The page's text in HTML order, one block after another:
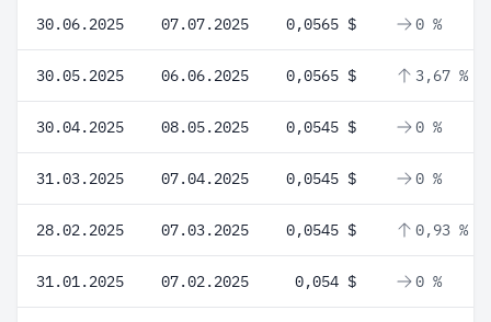
30.06.2025 07.07.2025 0,0565 $ 0 %
30.05.2025 06.06.2025 0,0565 $ 3,67 %
30.04.2025 08.05.2025 0,0545 $ 0 %
31.03.2025 07.04.2025 0,0545 $ 0 %
28.02.2025 07.03.2025 0,0545 $ 0,93 %
31.01.2025 07.02.2025 0,054 $ 0 %